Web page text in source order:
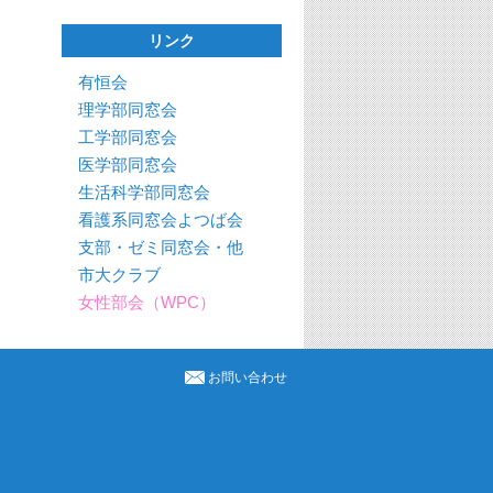
リンク
有恒会
理学部同窓会
工学部同窓会
医学部同窓会
生活科学部同窓会
看護系同窓会よつば会
支部・ゼミ同窓会・他
市大クラブ
女性部会（WPC）
お問い合わせ